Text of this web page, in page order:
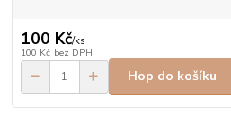
100 Kč/ks
100 Kč bez DPH
Hop do košíku